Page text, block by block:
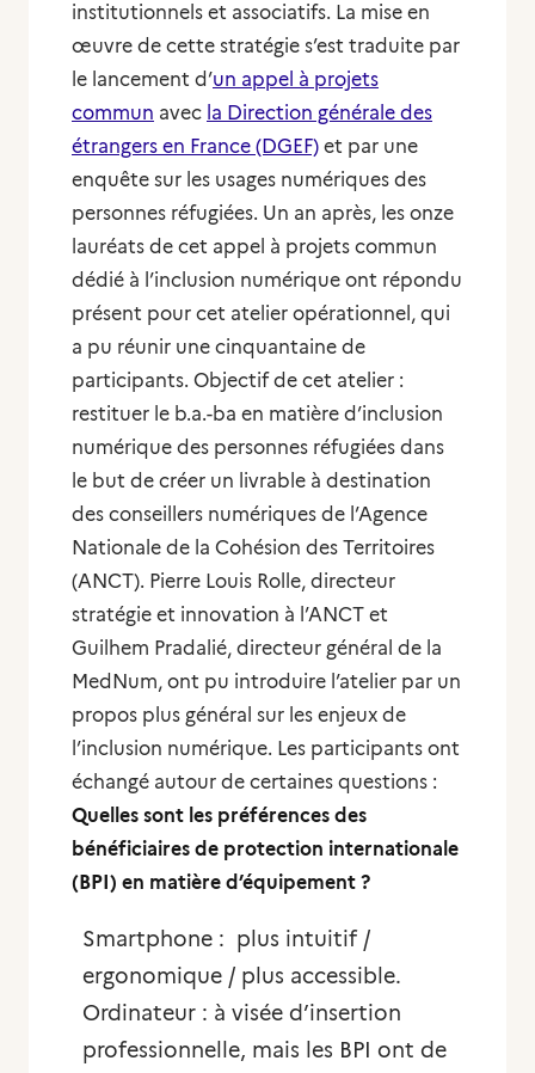
institutionnels et associatifs. La mise en
œuvre de cette stratégie s’est traduite par
le lancement d’un appel à projets
commun avec la Direction générale des
étrangers en France (DGEF) et par une
enquête sur les usages numériques des
personnes réfugiées. Un an après, les onze
lauréats de cet appel à projets commun
dédié à l’inclusion numérique ont répondu
présent pour cet atelier opérationnel, qui
a pu réunir une cinquantaine de
participants. Objectif de cet atelier :
restituer le b.a.-ba en matière d’inclusion
numérique des personnes réfugiées dans
le but de créer un livrable à destination
des conseillers numériques de l’Agence
Nationale de la Cohésion des Territoires
(ANCT). Pierre Louis Rolle, directeur
stratégie et innovation à l’ANCT et
Guilhem Pradalié, directeur général de la
MedNum, ont pu introduire l’atelier par un
propos plus général sur les enjeux de
l’inclusion numérique. Les participants ont
échangé autour de certaines questions :
Quelles sont les préférences des
bénéficiaires de protection internationale
(BPI) en matière d’équipement ?
Smartphone : plus intuitif /
ergonomique / plus accessible.
Ordinateur : à visée d’insertion
professionnelle, mais les BPI ont de